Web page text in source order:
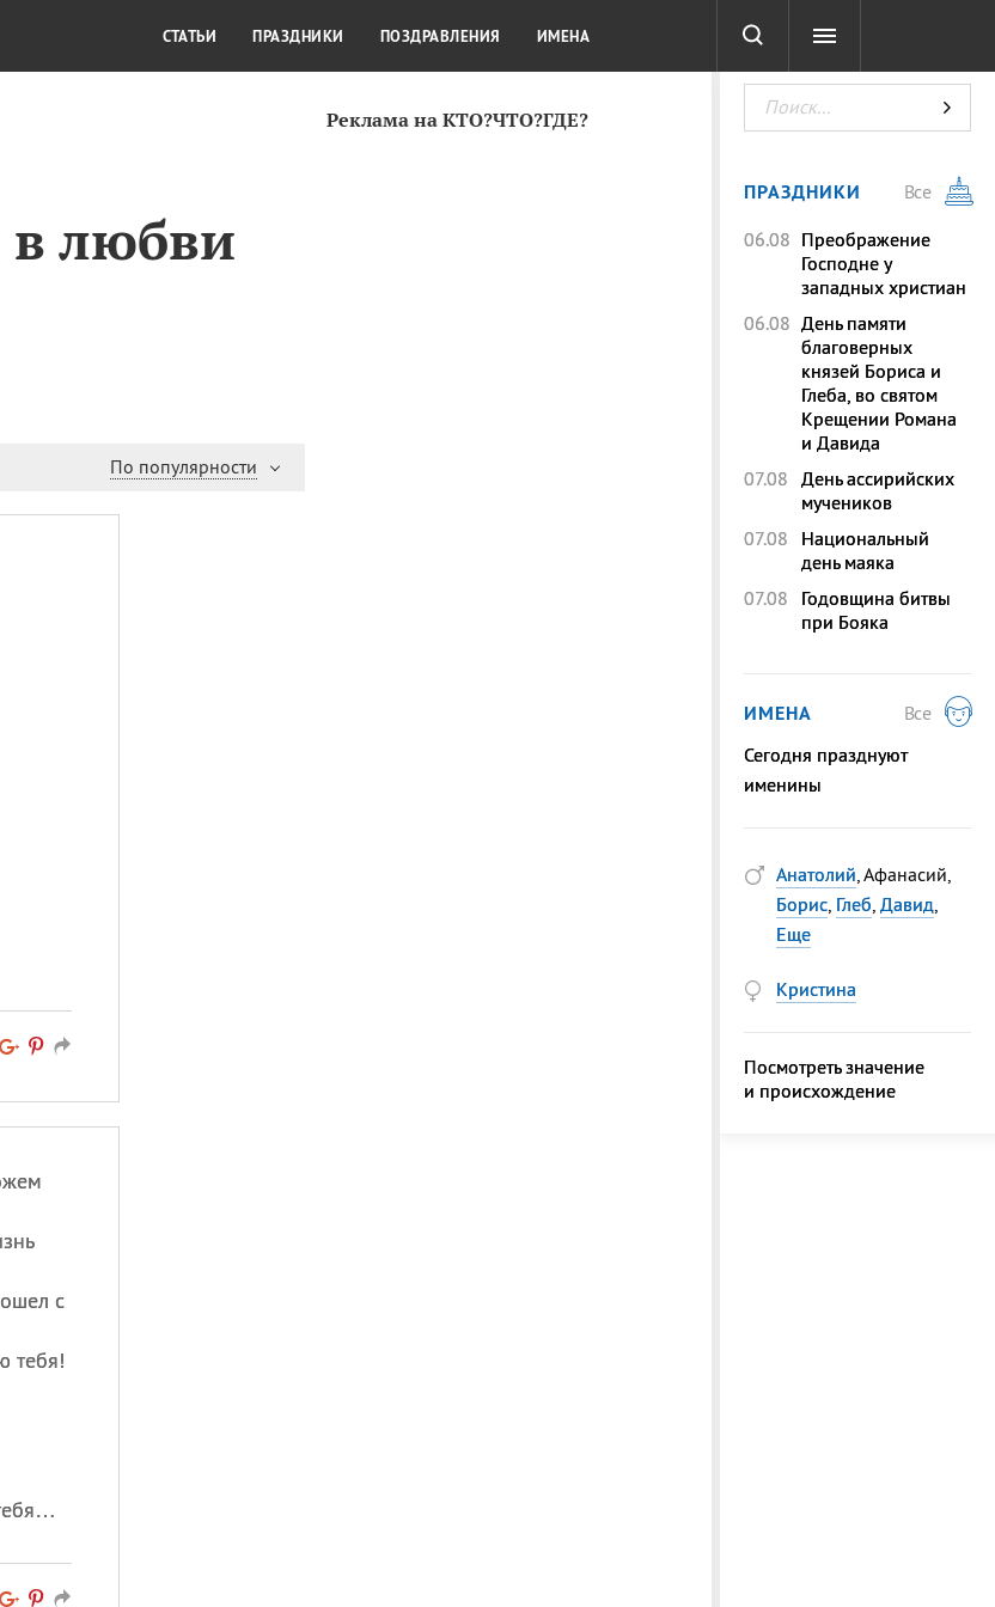
в любви
По популярности
с
тебя!
Реклама на КТО?ЧТО?ГДЕ?
КУЛЬТУРА КРАСОТА ТЕСТЫ
СТАТЬИ ПРАЗДНИКИ ПОЗДРАВЛЕНИЯ ИМЕНА
ПРАЗДНИКИ
Все
06.08 Преображение
Господне у
западных христиан
06.08 День памяти
благоверных
князей Бориса и
Глеба, во святом
Крещении Романа
и Давида
07.08 День ассирийских
мучеников
07.08
Национальный
день маяка
07.08
Годовщина битвы
при Бояка
ИМЕНА
Все
Сегодня празднуют
именины
Анатолий, Афанасий,
Борис, Глеб, Давид,
Еще
Кристина
Посмотреть значение
и происхождение